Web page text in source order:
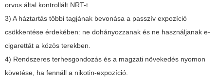
orvos által kontrollált NRT-t.
3) A háztartás többi tagjának bevonása a passzív expozíció
csökkentése érdekében: ne dohányozzanak és ne használjanak e-
cigarettát a közös terekben.
4) Rendszeres terhesgondozás és a magzati növekedés nyomon
követése, ha fennáll a nikotin-expozíció.